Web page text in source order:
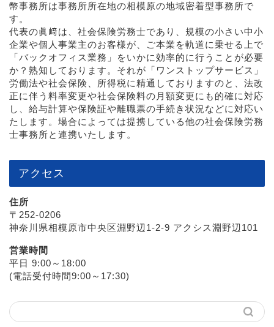
幣事務所は事務所所在地の相模原の地域密着型事務所で
す。
代表の眞﨑は、社会保険労務士であり、規模の小さい中小
企業や個人事業主のお客様が、ご本業を軌道に乗せる上で
「バックオフィス業務」をいかに効率的に行うことが必要
か？熟知しております。それが「ワンストップサービス」
労働法や社会保険、所得税に精通しておりますのと、法改
正に伴う料率変更や社会保険料の月額変更にも的確に対応
し、給与計算や保険証や離職票の手続き状況などに対応い
たします。場合によっては提携している他の社会保険労務
士事務所と連携いたします。
アクセス
住所
〒252-0206
神奈川県相模原市中央区淵野辺1-2-9 アクシス淵野辺101
営業時間
平日 9:00～18:00
(電話受付時間9:00～17:30)